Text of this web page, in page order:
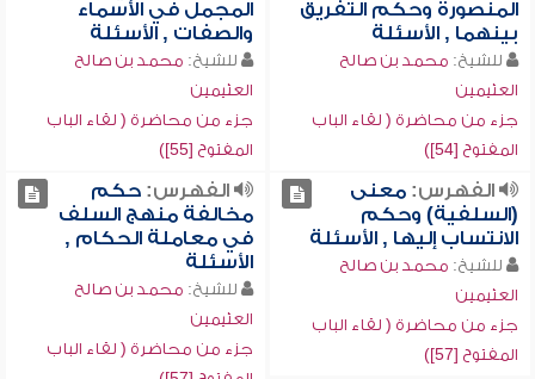
المنصورة وحكم التفريق
بينهما , الأسئلة
للشيخ: محمد بن صالح
العثيمين
جزء من محاضرة ( لقاء الباب
المفتوح [54])
المجمل في الأسماء
والصفات , الأسئلة
للشيخ: محمد بن صالح
العثيمين
جزء من محاضرة ( لقاء الباب
المفتوح [55])
الفهرس:معنى
(السلفية) وحكم
الانتساب إليها , الأسئلة
للشيخ: محمد بن صالح
العثيمين
جزء من محاضرة ( لقاء الباب
المفتوح [57])
الفهرس:حكم
مخالفة منهج السلف
في معاملة الحكام ,
الأسئلة
للشيخ: محمد بن صالح
العثيمين
جزء من محاضرة ( لقاء الباب